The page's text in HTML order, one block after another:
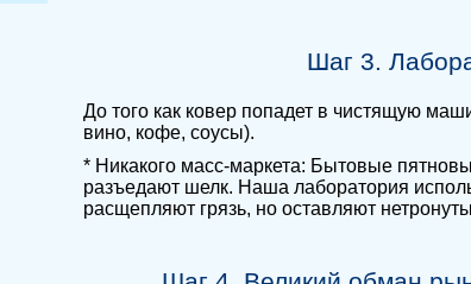
Шаг 3.
До того как ковер попадет в чистящую
вино, кофе, соусы).
* Никакого масс-маркета: Бытовые
разъедают шелк. Наша лаборатория
расщепляют грязь, но оставляют